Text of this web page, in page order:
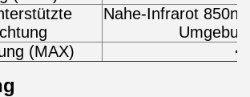
Nahe-Infrarot
(MAX)
<